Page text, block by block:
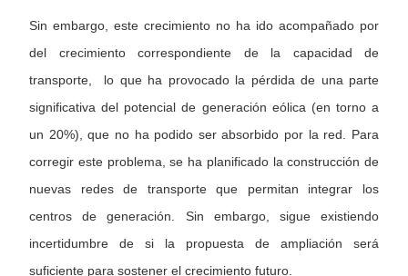
Sin embargo, este crecimiento no ha ido acompañado por
del crecimiento correspondiente de la capacidad de
transporte, lo que ha provocado la pérdida de una parte
significativa del potencial de generación eólica (en torno a
un 20%), que no ha podido ser absorbido por la red. Para
corregir este problema, se ha planificado la construcción de
nuevas redes de transporte que permitan integrar los
centros de generación. Sin embargo, sigue existiendo
incertidumbre de si la propuesta de ampliación será
suficiente para sostener el crecimiento futuro.